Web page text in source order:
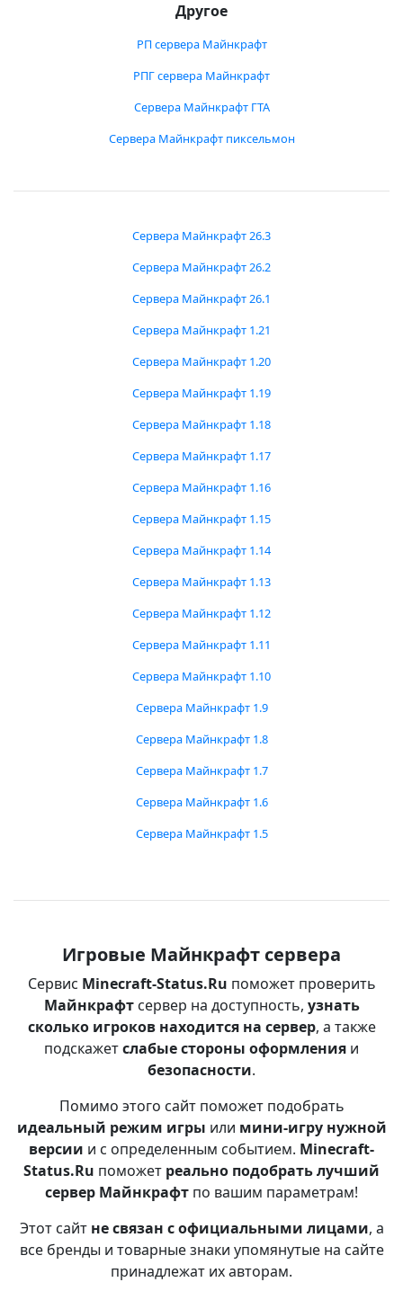
Другое
РП сервера Майнкрафт
РПГ сервера Майнкрафт
Сервера Майнкрафт ГТА
Сервера Майнкрафт пиксельмон
Сервера Майнкрафт 26.3
Сервера Майнкрафт 26.2
Сервера Майнкрафт 26.1
Сервера Майнкрафт 1.21
Сервера Майнкрафт 1.20
Сервера Майнкрафт 1.19
Сервера Майнкрафт 1.18
Сервера Майнкрафт 1.17
Сервера Майнкрафт 1.16
Сервера Майнкрафт 1.15
Сервера Майнкрафт 1.14
Сервера Майнкрафт 1.13
Сервера Майнкрафт 1.12
Сервера Майнкрафт 1.11
Сервера Майнкрафт 1.10
Сервера Майнкрафт 1.9
Сервера Майнкрафт 1.8
Сервера Майнкрафт 1.7
Сервера Майнкрафт 1.6
Сервера Майнкрафт 1.5
Игровые Майнкрафт сервера
Сервис Minecraft-Status.Ru поможет проверить
Майнкрафтсервер на доступность, узнать
сколько игроков находится на сервер, а также
подскажетслабые стороны оформления и
безопасности.
Помимо этого сайт поможет подобрать
идеальный режим игры или мини-игру нужной
версии и с определенным событием. Minecraft-
Status.Ru поможет реально подобрать лучший
сервер Майнкрафт по вашим параметрам!
Этот сайт не связан с официальными лицами, а
все бренды и товарные знаки упомянутые на сайте
принадлежат их авторам.